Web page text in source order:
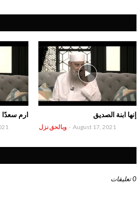
ارم سعدًا إنها ابنة الصديق
وبالحق نزل - August 17, 2021
0 تعليقات